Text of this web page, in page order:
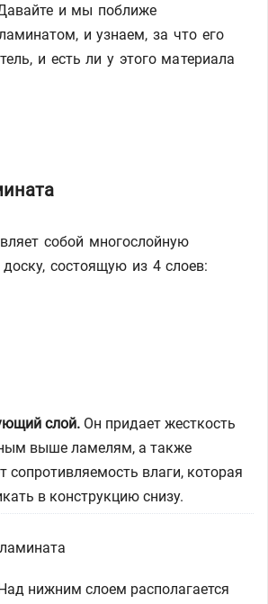
и мы поближе
и узнаем, за что его
и есть ли у этого материала
собой многослойную
состоящую из 4 слоев:
слой. Он придает жесткость
выше ламелям, а также
сопротивляемость влаги, которая
в конструкцию снизу.
нижним слоем располагается